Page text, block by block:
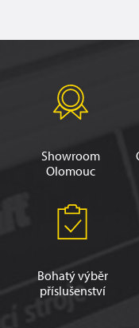
Showroom
Olomouc
Bohatý výběr
příslušenství